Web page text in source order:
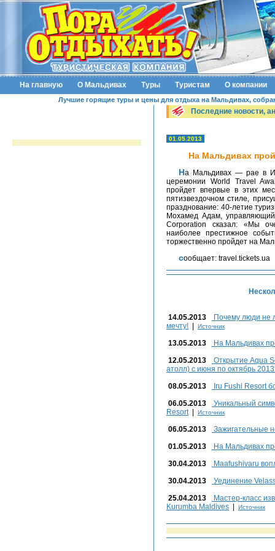
На главную О Мальдивах Туры Туристам О компании
Лучшие горящие туры и цены для отдыха на Мальдивах,
Последние новости,
01.05.2013
На Мальдивах
На Мальдивах — рае в Индийском океане — готовятся к торжественной
церемонии World Travel
пройдет впервые в этих
пятизвездочном стиле,
празднование: 40-летие
Мохамед Адам,
Corporation сказал: «Мы
наиболее престижное
торжественно пройдет на
сообщает:
14.05.2013
Почему люди не
мечту!
Источник
13.05.2013
На Мальдивах
12.05.2013
Открытие Aqua
атолл) с июня по октябрь 2013
08.05.2013
Iru Fushi Resort
06.05.2013
Уникальный
Resort| Источник
06.05.2013
Зажигательные
01.05.2013
На Мальдивах
30.04.2013
Maafushivaru
30.04.2013
Уединение
25.04.2013
Мастер-класс
Kurumba Maldives
Источник